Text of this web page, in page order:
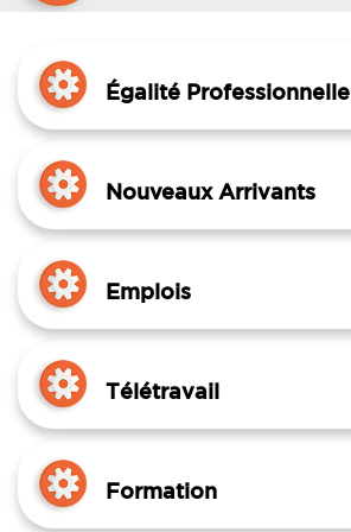
Égalité Professionnelle
Nouveaux Arrivants
Emplois
Télétravail
Formation